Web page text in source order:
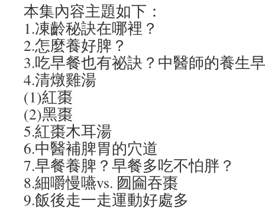
本集內容主題如下：
1.凍齡秘訣在哪裡？
2.怎麼養好脾？
3.吃早餐也有祕訣？中醫師的養生
4.清燉雞湯
(1)紅棗
(2)黑棗
5.紅棗木耳湯
6.中醫補脾胃的穴道
7.早餐養脾？早餐多吃不怕胖？
8.細嚼慢嚥vs. 囫圇吞棗
9.飯後走一走運動好處多